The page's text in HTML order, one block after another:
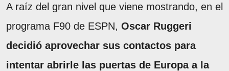
A raíz del gran nivel que viene mostrando, en el
programa F90 de ESPN, Oscar Ruggeri
decidió aprovechar sus contactos para
intentar abrirle las puertas de Europa a la